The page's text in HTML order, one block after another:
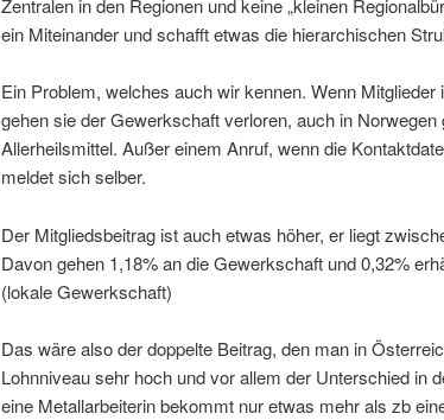
Zentralen in den Regionen und keine „kleinen
ein Miteinander und schafft etwas die hierarchischen
Ein Problem, welches auch wir kennen. Wenn
gehen sie der Gewerkschaft verloren, auch in Norwegen
Allerheilsmittel. Außer einem Anruf, wenn die
meldet sich selber.
Der Mitgliedsbeitrag ist auch etwas höher, er liegt
Davon gehen 1,18% an die Gewerkschaft und 0,32%
(lokale Gewerkschaft)
Das wäre also der doppelte Beitrag, den man in
Lohnniveau sehr hoch und vor allem der Unterschied in
eine Metallarbeiterin bekommt nur etwas mehr als zb